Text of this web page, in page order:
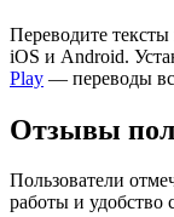
Переводите тексты
iOS и Android.
Play — переводы
Отзывы
Пользователи
работы и удобство